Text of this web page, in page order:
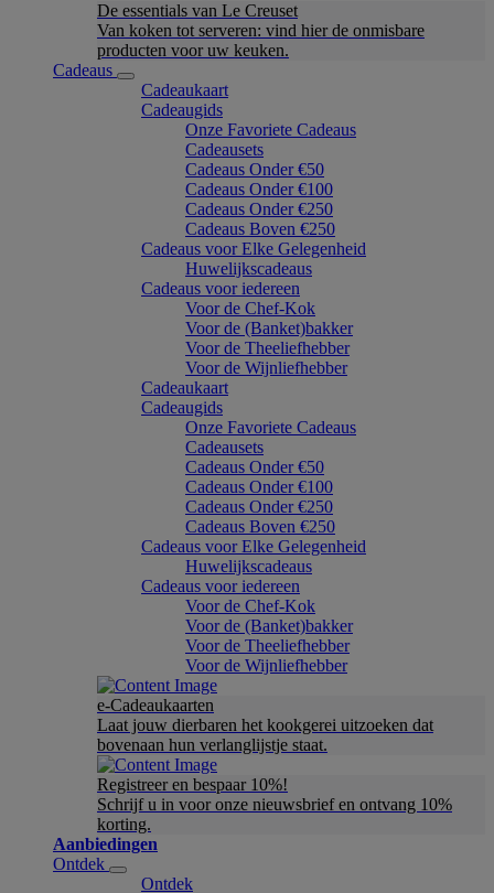
De essentials van Le Creuset
Van koken tot serveren: vind hier de onmisbare
producten voor uw keuken.
Cadeaus
Cadeaukaart
Cadeaugids
Onze Favoriete Cadeaus
Cadeausets
Cadeaus Onder €50
Cadeaus Onder €100
Cadeaus Onder €250
Cadeaus Boven €250
Cadeaus voor Elke Gelegenheid
Huwelijkscadeaus
Cadeaus voor iedereen
Voor de Chef-Kok
Voor de (Banket)bakker
Voor de Theeliefhebber
Voor de Wijnliefhebber
Cadeaukaart
Cadeaugids
Onze Favoriete Cadeaus
Cadeausets
Cadeaus Onder €50
Cadeaus Onder €100
Cadeaus Onder €250
Cadeaus Boven €250
Cadeaus voor Elke Gelegenheid
Huwelijkscadeaus
Cadeaus voor iedereen
Voor de Chef-Kok
Voor de (Banket)bakker
Voor de Theeliefhebber
Voor de Wijnliefhebber
e-Cadeaukaarten
Laat jouw dierbaren het kookgerei uitzoeken dat
bovenaan hun verlanglijstje staat.
Registreer en bespaar 10%!
Schrijf u in voor onze nieuwsbrief en ontvang 10%
korting.
Aanbiedingen
Ontdek
Ontdek